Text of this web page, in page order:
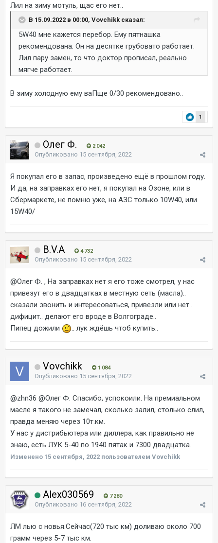
Лил на зиму мотуль, щас его нет..
В 15.09.2022 в 00:00, Vovchikk сказал:
5W40 мне кажется перебор. Ему пятнашка
рекомендована. Он на десятке грубовато работает.
Лил пару замен, то что доктор прописал, реально
мягче работает.
В зиму холодную ему ваПще 0/30 рекомендовано..
1
Олег Ф. 2 042
Опубликовано 15 сентября, 2022
Я покупал его в запас, произведено ещё в прошлом году.
И да, на заправках его нет, я покупал на Озоне, или в
Сбермаркете, не помню уже, на АЗС только 10W40, или
15W40/
B.V.A 4 732
Опубликовано 15 сентября, 2022
@Олег Ф. , На заправках нет я его тоже смотрел, у нас
привезут его в двадцатках в местную сеть (масла)..
сказали звонить и интересоваться, привезли или нет..
дифицит.. делают его вроде в Волгограде..
Пипец дожили
.. лук ждёшь чтоб купить..
Vovchikk 1 084
Опубликовано 15 сентября, 2022
@zhn36 @Олег Ф. Спасибо, успокоили. На премиальном
масле я такого не замечал, сколько залил, столько слил,
правда меняю через 10т.км.
У нас у дистрибьютера или диллера, как правильно не
знаю, есть ЛУК 5-40 по 1940 пятак и 7300 двадцатка.
Изменено 15 сентября, 2022 пользователем Vovchikk
Alex030569 7 280
Опубликовано 16 сентября, 2022
ЛМ лью с новья.Сейчас(720 тыс км) доливаю около 700
грамм через 5-7 тыс км.